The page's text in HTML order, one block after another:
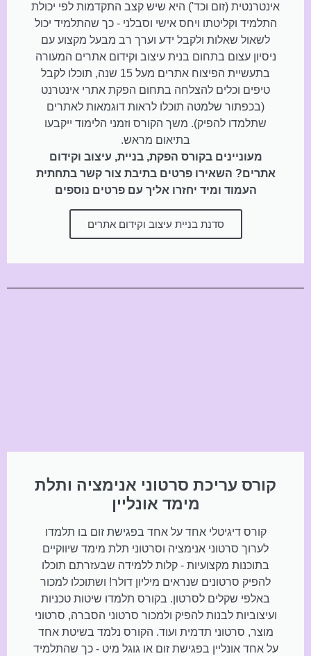
אינטרנטית (זום וכד') היא שיש קצב התקדמות לפי יכולת
התלמיד וקליטתו ויחס אישי וסבלני - כך שהתלמיד יכול
לשאול שאלות ולקבל ידע וערך רב מבעל מקצוע עם
ניסיון עצום בתחום בנית עיצוב וקידום אתרים המעורה
בתעשיית הפיצוח אתרים מעל 15 שנה, תוכלו לקבל
טיפים וכלים להצלחה בתחום הפקת אתרי אינטרנט
(בכפתור שלמטה תוכלו לראות דוגמאות לאתרים
שתלמדו להפיק). משך הקורס וזמני הלימוד ייקבעו
בתיאום מראש.
מעוניינים בקורס הפקת, בניית, עיצוב וקידום
אתרים? השאירו פרטים בתיבת צור קשר בתחתית
העמוד ומיד יחזרו אליך עם פרטים נוספים
סדנת בניית עיצוב וקידום אתרים
קורס עריכת סרטוני אנימציה ותלת
מימד אונליין
קורס דיגיטלי אחד על אחד בפגישת זום בו תלמדו
לערוך סרטוני אנימציה וסרטוני תלת מימד שיווקיים
בתוכנות מקצועיות - קלות ללמידה שבעזרתם תוכלו
להפיק סרטונים שנראים מיליון דולר! ושתוכלו למכור
באלפי שקלים לסרטון. בקורס תלמדו שיטות טכניות
ועיצוביות לבנות להפיק ולמכור סרטוני הסברה, סרטוני
מוצר, סרטוני תדמית ועוד. הקורס נלמד בשיטת אחד
על אחד אונליין בפגישת זום או גוגל מיט - כך שהתלמיד